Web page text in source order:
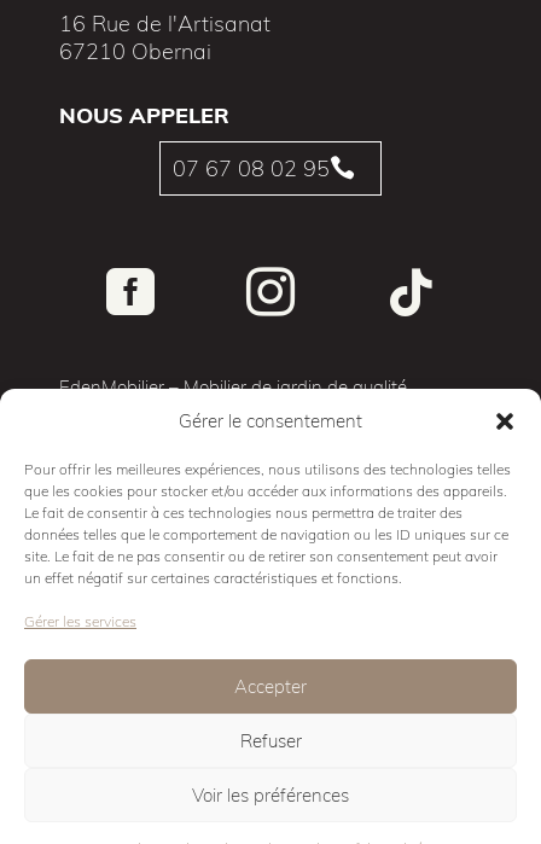
Gérer le consentement
Pour offrir les meilleures expériences, nous utilisons des technologies telles
que les cookies pour stocker et/ou accéder aux informations des appareils.
Le fait de consentir à ces technologies nous permettra de traiter des
données telles que le comportement de navigation ou les ID uniques sur ce
site. Le fait de ne pas consentir ou de retirer son consentement peut avoir
un effet négatif sur certaines caractéristiques et fonctions.
Gérer les services
Accepter
Refuser
Voir les préférences
16 Rue de l'Artisanat
67210 Obernai
NOUS APPELER

07 67 08 02 95
  
EdenMobilier – Mobilier de jardin de qualité
Mobilier d’exterieur
Cuisine d’exterieur
Mobilier Pro
Showroom
Politique de cookies